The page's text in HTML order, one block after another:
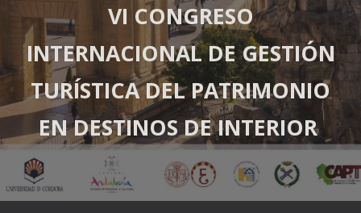
VI CONGRESO
INTERNACIONAL DE GESTIÓN
TURÍSTICA DEL PATRIMONIO
EN DESTINOS DE INTERIOR